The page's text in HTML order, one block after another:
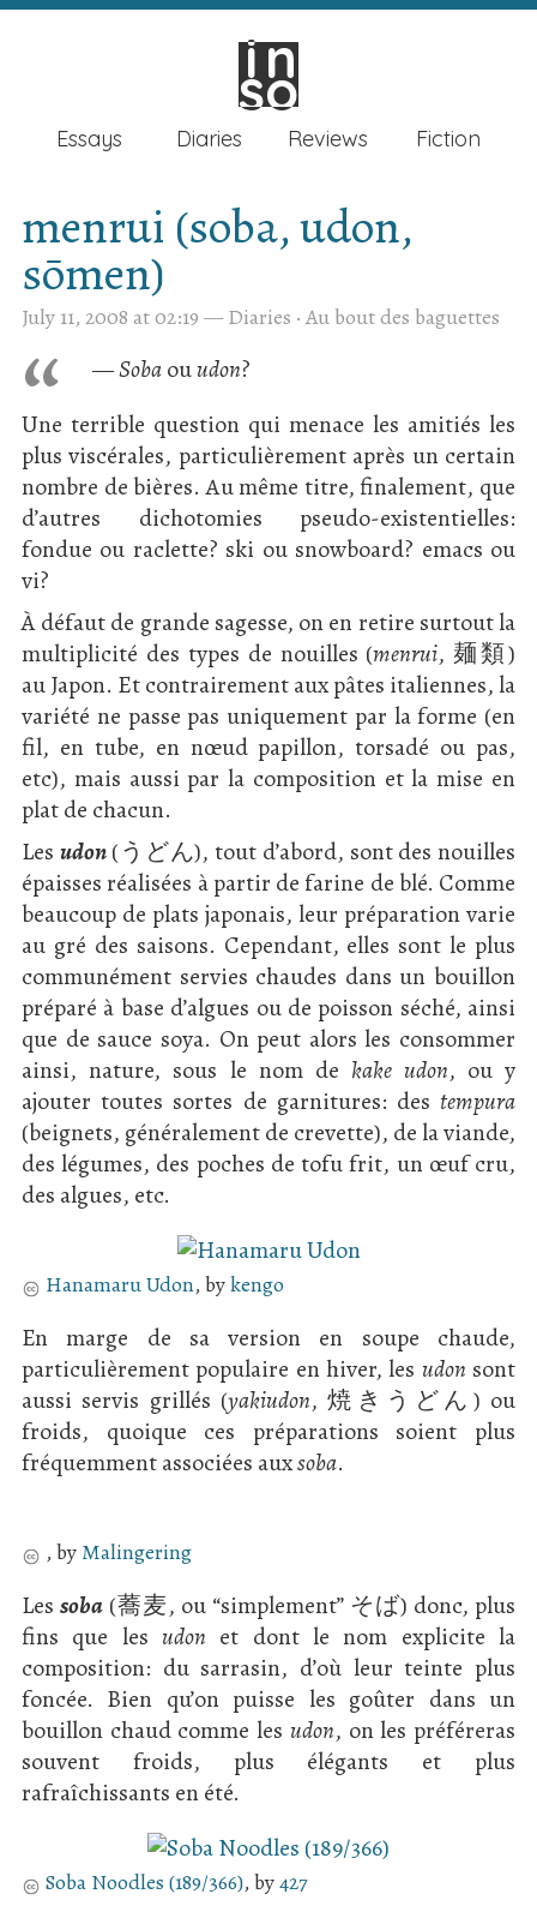
in
so
in
so
Essays Diaries Reviews Fiction
menrui (soba, udon,
sōmen)
July 11, 2008 at 02:19 —Diaries · Au bout des baguettes
—Sobaouudon?
Une terrible question qui menace les amitiés les
plus viscérales, particulièrement après un certain
nombre de bières. Au même titre, finalement, que
d’autres dichotomies pseudo-existentielles:
fondue ou raclette? ski ou snowboard? emacs ou
vi?
À défaut de grande sagesse, on en retire surtout la
multiplicité des types de nouilles (menrui, 麺類)
au Japon. Et contrairement aux pâtes italiennes, la
variété ne passe pas uniquement par la forme (en
fil, en tube, en nœud papillon, torsadé ou pas,
etc), mais aussi par la composition et la mise en
plat de chacun.
Les udon(うどん), tout d’abord, sont des nouilles
épaisses réalisées à partir de farine de blé. Comme
beaucoup de plats japonais, leur préparation varie
au gré des saisons. Cependant, elles sont le plus
communément servies chaudes dans un bouillon
préparé à base d’algues ou de poisson séché, ainsi
que de sauce soya. On peut alors les consommer
ainsi, nature, sous le nom de kake udon, ou y
ajouter toutes sortes de garnitures: des tempura
(beignets, généralement de crevette), de la viande,
des légumes, des poches de tofu frit, un œuf cru,
des algues, etc.
Hanamaru Udon, bykengo
En marge de sa version en soupe chaude,
particulièrement populaire en hiver, les udon sont
aussi servis grillés (yakiudon, 焼きうどん) ou
froids, quoique ces préparations soient plus
fréquemment associées auxsoba.
, by Malingering
Les soba (蕎麦, ou “simplement” そば) donc, plus
fins que les udon et dont le nom explicite la
composition: du sarrasin, d’où leur teinte plus
foncée. Bien qu’on puisse les goûter dans un
bouillon chaud comme les udon, on les préféreras
souvent froids, plus élégants et plus
rafraîchissants en été.
Soba Noodles (189/366), by427